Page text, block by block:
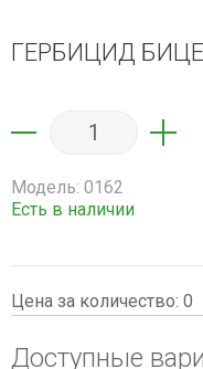
ГЕРБИЦИД
Модель: 0162
Есть в наличии
Цена за количество: 0
Доступные